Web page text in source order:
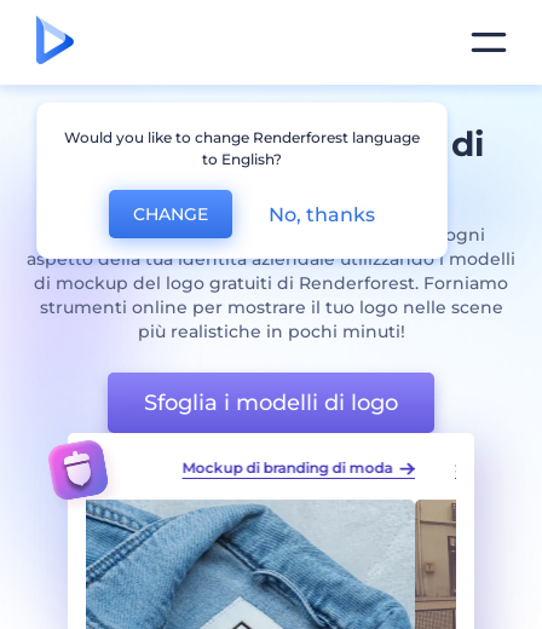
Splendido generatore di
mockup
Pronto a dare vita al tuo marchio? Visualizza ogni
aspetto della tua identità aziendale utilizzando i modelli
di mockup del logo gratuiti di Renderforest. Forniamo
strumenti online per mostrare il tuo logo nelle scene
più realistiche in pochi minuti!
Sfoglia i modelli di logo
di moda Set di mockup per segnaletica per finestre
Would you like to change Renderforest language
to English?
CHANGE No, thanks